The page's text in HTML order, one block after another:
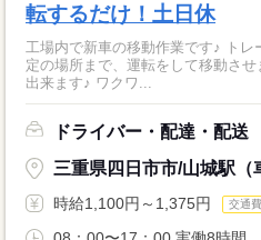
転するだけ！土日休
工場内で新車の移動作業です♪ ト
定の場所まで、運転をして移動さ
出来ます♪ ワクワ...
ドライバー・配達・配送
三重県四日市市/山城駅（
時給1,100円～1,375円 交通